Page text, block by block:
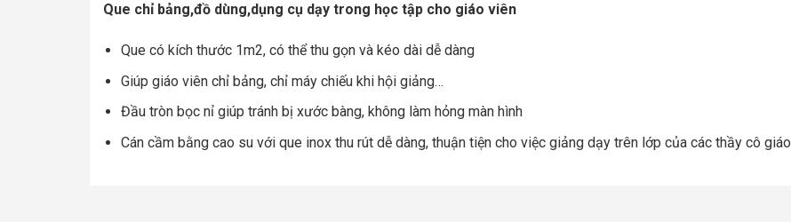
Que chỉ bảng,đồ dùng,dụng cụ dạy trong học tập cho giáo viên
Que có kích thước 1m2, có thể thu gọn và kéo dài dễ dàng
Giúp giáo viên chỉ bảng, chỉ máy chiếu khi hội giảng…
Đầu tròn bọc nỉ giúp tránh bị xước bàng, không làm hỏng màn hình
Cán cầm bằng cao su với que inox thu rút dễ dàng, thuận tiện cho việc giảng dạy trên lớp của các thầy cô giáo